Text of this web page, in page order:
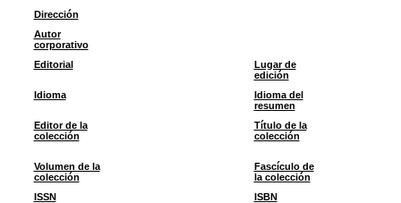
Dirección
Autor
corporativo
Editorial
Lugar de
edición
Idioma
Idioma del
resumen
Editor de la
colección
Título de la
colección
Volumen de la
colección
Fascículo de
la colección
ISSN
ISBN